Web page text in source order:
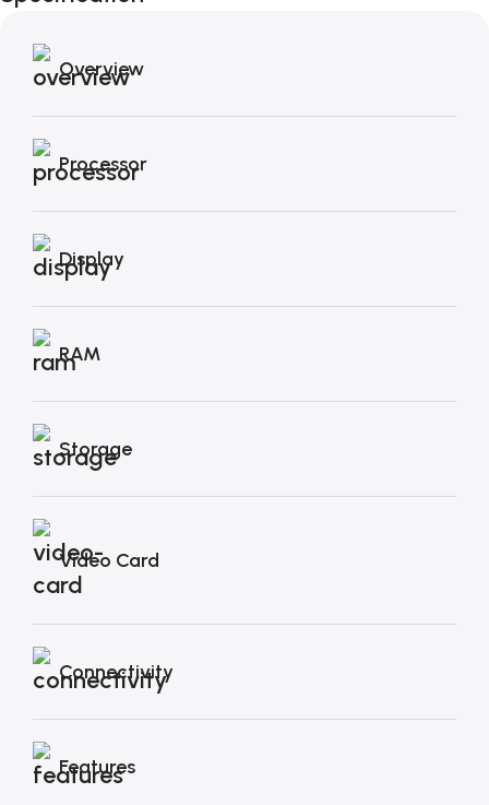
Overview
Processor
Display
RAM
Storage
Video Card
Connectivity
Features